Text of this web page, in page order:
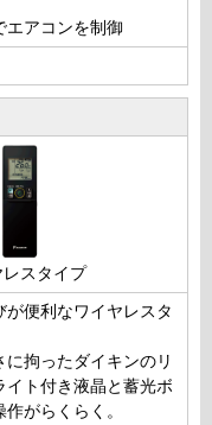
アコンを制御
レスタイプ
便利なワイヤレスタ
拘ったダイキンのリ
イト付き液晶と蓄光ボ
がらくらく。